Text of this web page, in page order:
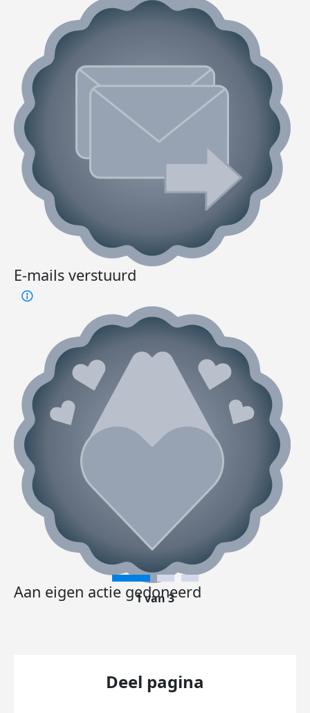
E-mails verstuurd
Aan eigen actie gedoneerd
1 van 3
Deel pagina